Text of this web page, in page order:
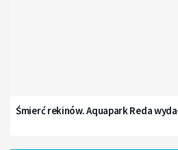
Śmierć rekinów. Aquapark Reda